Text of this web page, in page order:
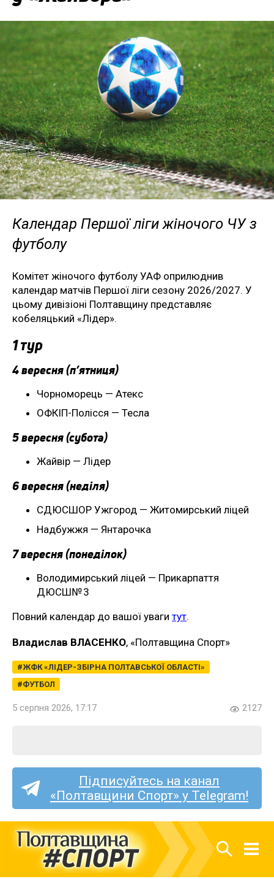
Календар Першої ліги жіночого ЧУ з
футболу
Комітет жіночого футболу УАФ оприлюднив
календар матчів Першої ліги сезону 2026/2027. У
цьому дивізіоні Полтавщину представляє
кобеляцький «Лідер».
1 тур
4 вересня (п’ятниця)
Чорноморець — Атекс
ОФКІП-Полісся — Тесла
5 вересня (субота)
Жайвір — Лідер
6 вересня (неділя)
СДЮСШОР Ужгород — Житомирський ліцей
Надбужжя — Янтарочка
7 вересня (понеділок)
Володимирський ліцей — Прикарпаття
ДЮСШ№ 3
Повний календар до вашої уваги тут.
Владислав ВЛАСЕНКО, «Полтавщина Спорт»
ЖФК «ЛІДЕР-ЗБІРНА ПОЛТАВСЬКОЇ ОБЛАСТІ»
ФУТБОЛ
5 серпня 2026, 17:17 2127
Підписуйтесь на канал
«Полтавщини Спорт» у Telegram!